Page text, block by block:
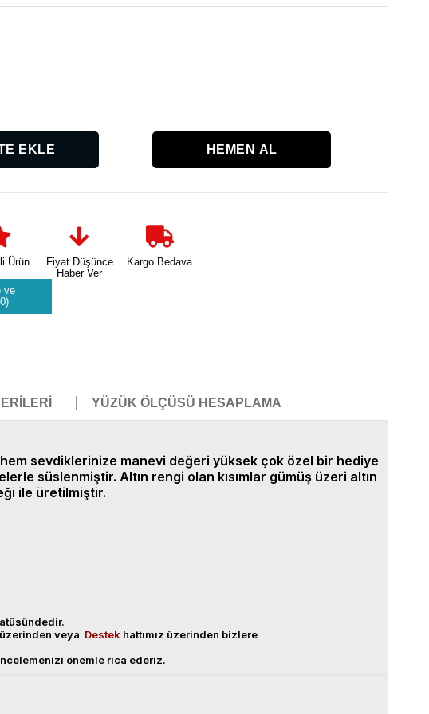
Ürün
Fiyat Düşünce
Haber Ver
Kargo Bedava
ve
YÜZÜK ÖLÇÜSÜ HESAPLAMA
sevdiklerinize manevi değeri yüksek çok özel bir hediye
süslenmiştir. Altın rengi olan kısımlar gümüş üzeri altın
ile üretilmiştir.
veya Destek hattımız üzerinden bizlere
önemle rica ederiz.